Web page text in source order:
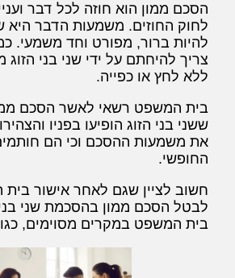
הסכם ממון הוא חוזה לכל דבר
לחוק החוזים. משמעות הדבר היא
להיות ברור, מפורט וחד משמעי.
צריך להיחתם על ידי שני בני הזוג
ללא לחץ או כפייה.
בית המשפט רשאי לאשר הסכם
ששני בני הזוג הופיעו בפניו
את משמעות ההסכם וכי הם
החופשי.
חשוב לציין שגם לאחר אישור בית
לבטל הסכם ממון בהסכמת שני בני
בית המשפט במקרים מסוימים,